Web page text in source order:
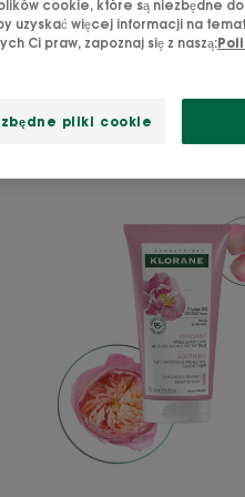
i
przeciw
z
piwonią
cookie, które są niezbędne do
uzyskać więcej informacji na temat
Ci praw, zapoznaj się z naszą:
pliki cookie